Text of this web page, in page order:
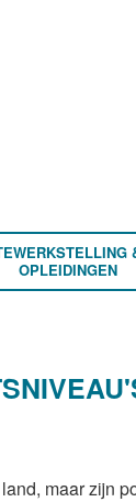
OPLEIDINGEN
maar zijn